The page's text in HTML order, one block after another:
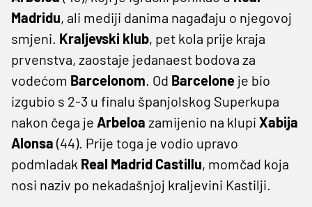
Madridu, ali mediji danima nagađaju o njegovoj
smjeni. Kraljevski klub, pet kola prije kraja
prvenstva, zaostaje jedanaest bodova za
vodećom Barcelonom. Od Barcelone je bio
izgubio s 2-3 u finalu španjolskog Superkupa
nakon čega je Arbeloa zamijenio na klupi Xabija
Alonsa (44). Prije toga je vodio upravo
podmladak Real Madrid Castillu, momčad koja
nosi naziv po nekadašnjoj kraljevini Kastilji.